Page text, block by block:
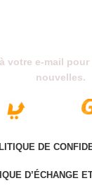
votre e-mail
nouvelles.
DE
D’ÉCHANGE